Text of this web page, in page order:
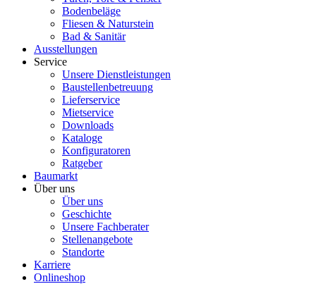
Bodenbeläge
Fliesen & Naturstein
Bad & Sanitär
Ausstellungen
Service
Unsere Dienstleistungen
Baustellenbetreuung
Lieferservice
Mietservice
Downloads
Kataloge
Konfiguratoren
Ratgeber
Baumarkt
Über uns
Über uns
Geschichte
Unsere Fachberater
Stellenangebote
Standorte
Karriere
Onlineshop